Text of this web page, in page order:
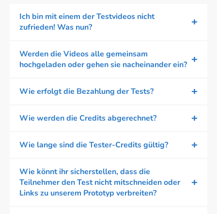
Ich bin mit einem der Testvideos nicht
zufrieden! Was nun?
Werden die Videos alle gemeinsam
hochgeladen oder gehen sie nacheinander ein?
Wie erfolgt die Bezahlung der Tests?
Wie werden die Credits abgerechnet?
Wie lange sind die Tester-Credits gültig?
Wie könnt ihr sicherstellen, dass die
Teilnehmer den Test nicht mitschneiden oder
Links zu unserem Prototyp verbreiten?